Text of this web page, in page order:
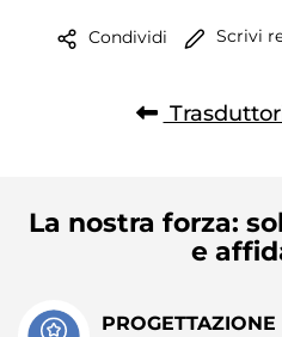
Condividi Scrivi
La nostra forza:
e
PROGETTAZIONE